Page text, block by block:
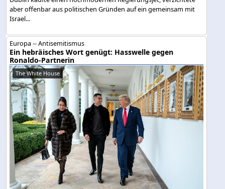
aber offenbar aus politischen Gründen auf ein gemeinsam mit
Israel...
Europa -- Antisemitismus
Ein hebräisches Wort genügt: Hasswelle gegen
Ronaldo-Partnerin
The White House